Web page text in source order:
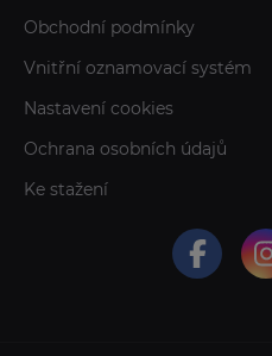
Obchodní podmínky
Vnitřní oznamovací systém
Nastavení cookies
Ochrana osobních údajů
Ke stažení